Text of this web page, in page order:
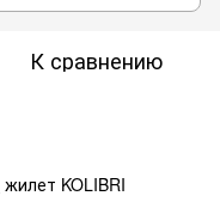
К сравнению
жилет KOLIBRI